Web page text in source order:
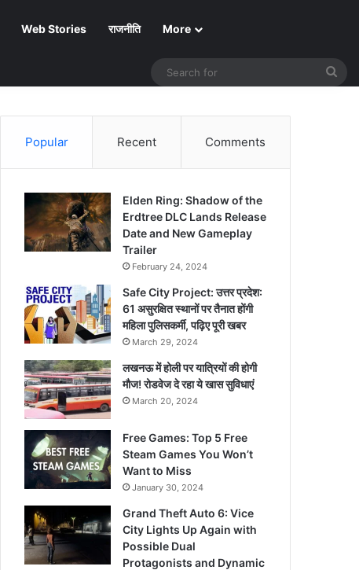
Web Stories राजनीति More
Popular Recent Comments
Elden Ring: Shadow of the
Erdtree DLC Lands Release
Date and New Gameplay
Trailer
February 24, 2024
Safe City Project: उत्तर प्रदेश:
61 असुरक्षित स्थानों पर तैनात होंगी
महिला पुलिसकर्मी, पढ़िए पूरी खबर
March 29, 2024
लखनऊ में होली पर यात्रियों की होगी
मौज! रोडवेज दे रहा ये खास सुविधाएं
March 20, 2024
Free Games: Top 5 Free
Steam Games You Won’t
Want to Miss
January 30, 2024
Grand Theft Auto 6: Vice
City Lights Up Again with
Possible Dual
Protagonists and Dynamic